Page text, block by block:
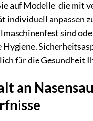
auf Modelle, die mit
individuell anpassen
sind
für die Gesundheit
an